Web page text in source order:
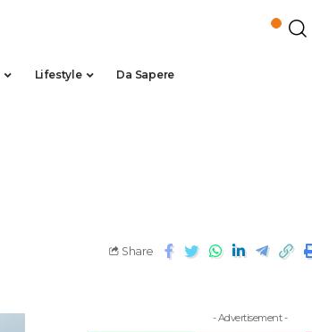
Lifestyle Da Sapere
Share
- Advertisement -